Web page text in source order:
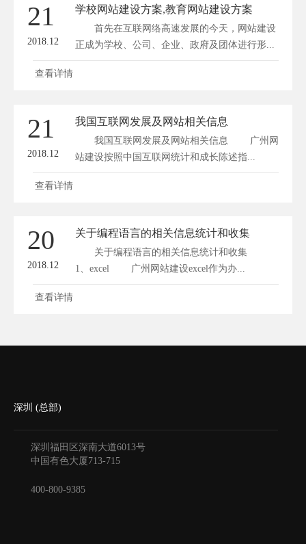
21
2018.12
学校网站建设方案,教育网站建设方案
首先在互联网络高速发展的今天，网站建设
正成为学校、公司、企业、政府及团体进行形...
查看详情
21
2018.12
我国互联网发展及网站相关信息
我国互联网发展及网站相关信息 广州网
站建设按照中国互联网统计和成长陈述指...
查看详情
20
2018.12
关于编程语言的相关信息统计和收集
关于编程语言的相关信息统计和收集
1、excel 广州网站建设excel作为办...
查看详情
深圳 (总部)
深圳福田区深南大道6013号
中国有色大厦713-715
400-800-9385